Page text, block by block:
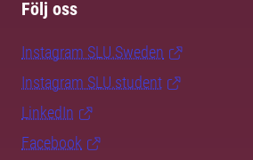
Följ oss
Instagram SLU.Sweden
Instagram SLU.student
LinkedIn
Facebook